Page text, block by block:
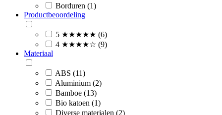
Borduren (1)
Productbeoordeling
5 ★★★★★ (6)
4 ★★★★☆ (9)
Materiaal
ABS (11)
Aluminium (2)
Bamboe (13)
Bio katoen (1)
Diverse materialen (2)